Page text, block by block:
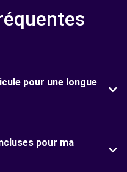
pour une longue
pour ma